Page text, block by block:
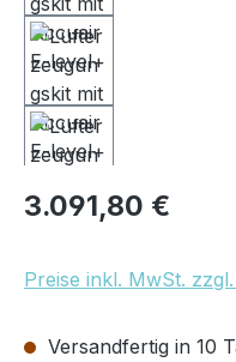
Regulärer Preis:
3.091,80 €
Preise inkl. MwSt.
Versandfertig in 10